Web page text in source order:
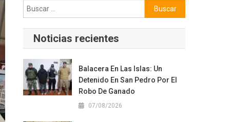
Buscar:
Noticias recientes
Balacera En Las Islas: Un
Detenido En San Pedro Por El
Robo De Ganado
07/08/2026